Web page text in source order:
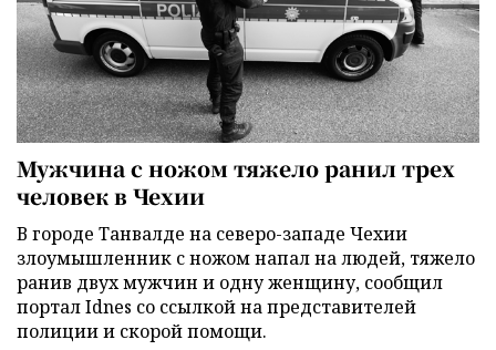
Мужчина с ножом тяжело ранил трех
человек в Чехии
В городе Танвалде на северо-западе Чехии
злоумышленник с ножом напал на людей, тяжело
ранив двух мужчин и одну женщину, сообщил
портал Idnes со ссылкой на представителей
полиции и скорой помощи.